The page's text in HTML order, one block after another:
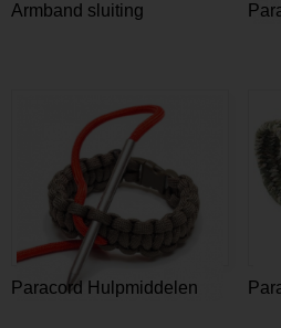
Armband sluiting
Paracord Hulpmiddelen